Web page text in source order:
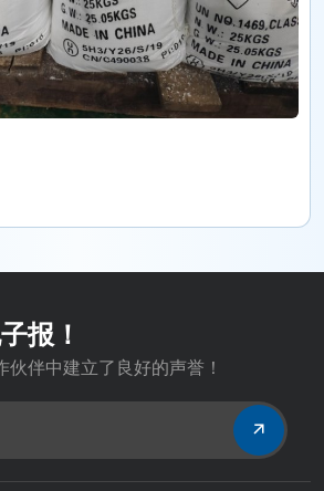
报！
伙伴中建立了良好的声誉！